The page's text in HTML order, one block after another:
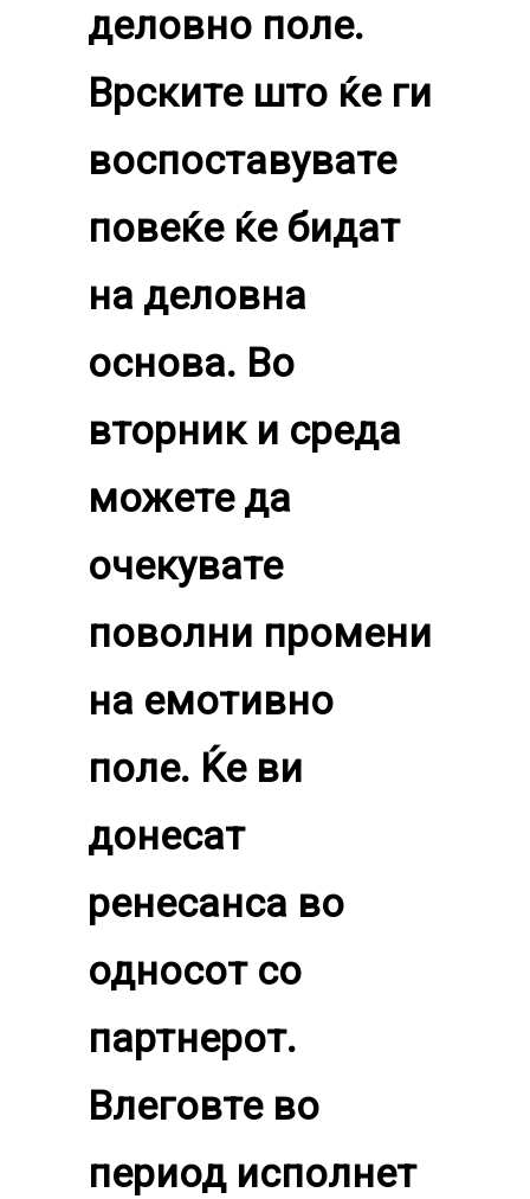
деловно поле.
Врските што ќе ги
воспоставувате
повеќе ќе бидат
на деловна
основа. Во
вторник и среда
можете да
очекувате
поволни промени
на емотивно
поле. Ќе ви
донесат
ренесанса во
односот со
партнерот.
Влеговте во
период исполнет